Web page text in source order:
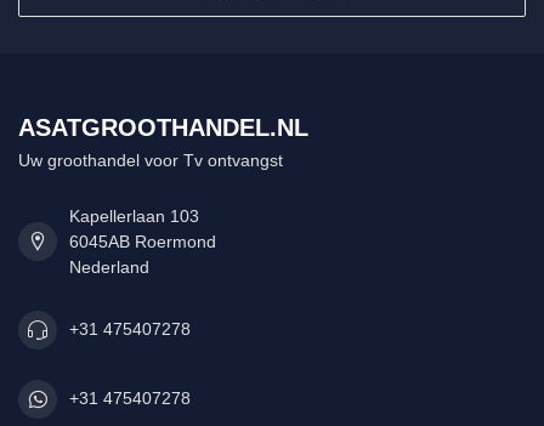
ASATGROOTHANDEL.NL
Uw groothandel voor Tv ontvangst
Kapellerlaan 103
6045AB Roermond
Nederland
+31 475407278
+31 475407278